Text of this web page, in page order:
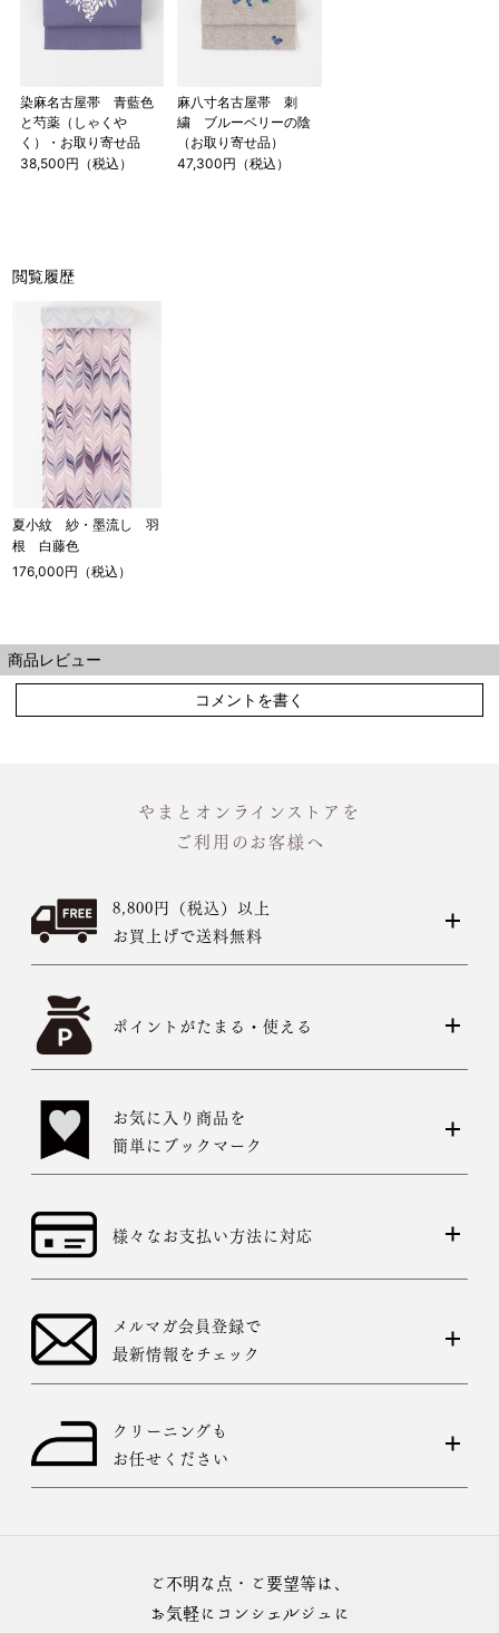
店舗一覧はこちら
染麻名古屋帯 青藍色
と芍薬（しゃくや
く）・お取り寄せ品
38,500円（税込）
麻八寸名古屋帯 刺
繍 ブルーベリーの陰
（お取り寄せ品）
47,300円（税込）
閲覧履歴
夏小紋 紗・墨流し 羽
根 白藤色
176,000円（税込）
商品レビュー
コメントを書く
やまとオンラインストアを
ご利用のお客様へ
8,800円（税込）以上
お買上げで送料無料
ポイントがたまる・使える
お気に入り商品を
簡単にブックマーク
様々なお支払い方法に対応
メルマガ会員登録で
最新情報をチェック
クリーニングも
お任せください
ご不明な点・ご要望等は、
お気軽にコンシェルジュに